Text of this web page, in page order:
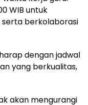
WIB untuk
serta berkolaborasi
dengan jadwal
yang berkualitas,
akan mengurangi